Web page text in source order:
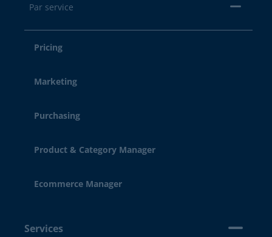
Par service
Pricing
Marketing
Purchasing
Product & Category Manager
Ecommerce Manager
Services